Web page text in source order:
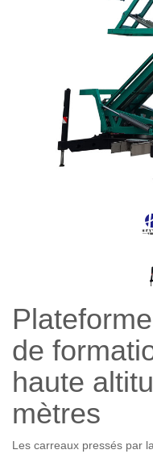
de
haute
mètres
Les carreaux pressés par